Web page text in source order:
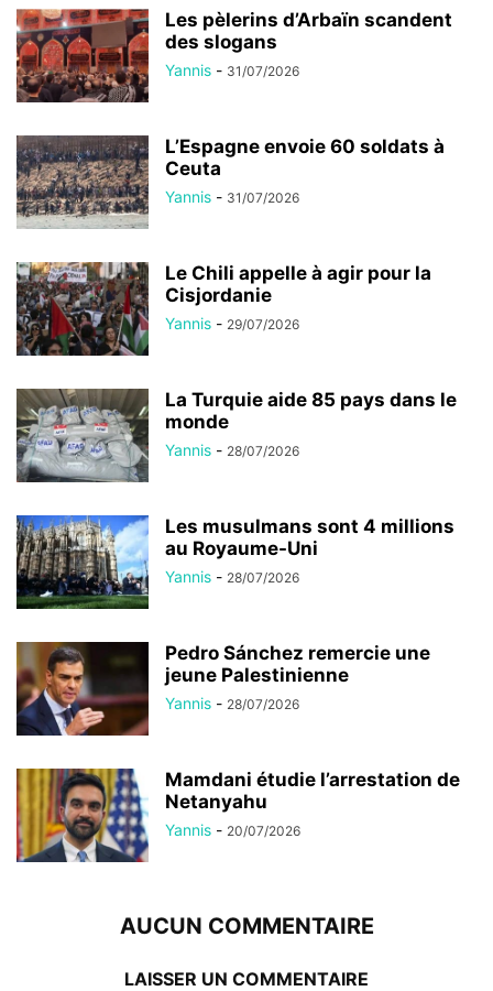
Les pèlerins d’Arbaïn scandent
des slogans
Yannis - 31/07/2026
L’Espagne envoie 60 soldats à
Ceuta
Yannis - 31/07/2026
Le Chili appelle à agir pour la
Cisjordanie
Yannis - 29/07/2026
La Turquie aide 85 pays dans le
monde
Yannis - 28/07/2026
Les musulmans sont 4 millions
au Royaume-Uni
Yannis - 28/07/2026
Pedro Sánchez remercie une
jeune Palestinienne
Yannis - 28/07/2026
Mamdani étudie l’arrestation de
Netanyahu
Yannis - 20/07/2026
AUCUN COMMENTAIRE
LAISSER UN COMMENTAIRE